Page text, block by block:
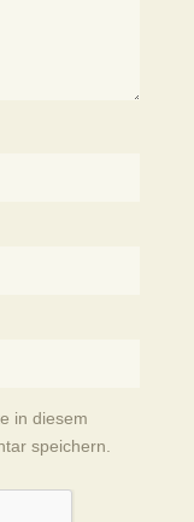
in diesem
speichern.